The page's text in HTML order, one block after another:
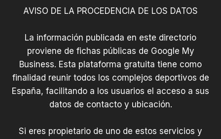
AVISO DE LA PROCEDENCIA DE LOS DATOS
La información publicada en este directorio
proviene de fichas públicas de Google My
Business. Esta plataforma gratuita tiene como
finalidad reunir todos los complejos deportivos de
España, facilitando a los usuarios el acceso a sus
datos de contacto y ubicación.
Si eres propietario de uno de estos servicios y